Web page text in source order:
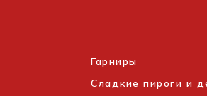
Гарниры
Сладкие пироги и